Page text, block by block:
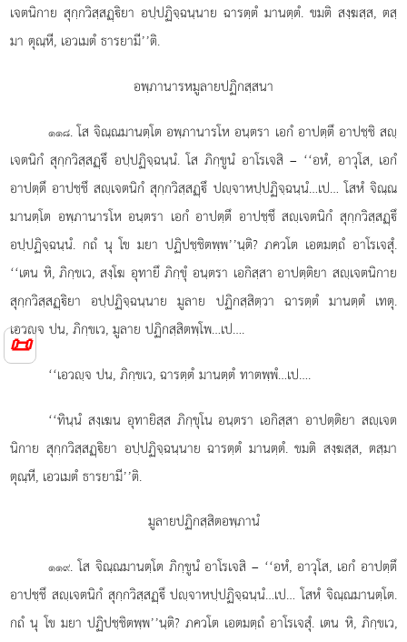
📜
เจตนิกาย สุกฺกวิสฺสฏฺิยา อปฺปฏิจฺฉนฺนาย ฉารตฺตํ มานตฺตํ. ขมติ สงฺฆสฺส, ตสฺ
มา ตุณฺหี, เอวเมตํ ธารยามี’’ติ.
อพฺภานารหมูลายปฏิกสฺสนา
๑๑๘. โสจิณฺณมานตฺโต อพฺภานารโห อนฺตรา เอกํ อาปตฺตึ อาปชฺชิ สฺ
เจตนิกํ สุกฺกวิสฺสฏฺึ อปฺปฏิจฺฉนฺนํ. โส ภิกฺขูนํ อาโรเจสิ – ‘‘อหํ, อาวุโส, เอกํ
อาปตฺตึ อาปชฺชึ สฺเจตนิกํ สุกฺกวิสฺสฏฺึ ปฺจาหปฺปฏิจฺฉนฺนํ…เป… โสหํ จิณฺณ
มานตฺโต อพฺภานารโห อนฺตรา เอกํ อาปตฺตึ อาปชฺชึ สฺเจตนิกํ สุกฺกวิสฺสฏฺึ
อปฺปฏิจฺฉนฺนํ. กถํ นุ โข มยา ปฏิปชฺชิตพฺพ’’นฺติ? ภควโต เอตมตฺถํ อาโรเจสุํ.
‘‘เตน หิ, ภิกฺขเว, สงฺโฆ อุทายึ ภิกฺขุํ อนฺตรา เอกิสฺสา อาปตฺติยา สฺเจตนิกาย
สุกฺกวิสฺสฏฺิยา อปฺปฏิจฺฉนฺนาย มูลาย ปฏิกสฺสิตฺวา ฉารตฺตํ มานตฺตํ เทตุ.
เอวฺจ ปน, ภิกฺขเว, มูลาย ปฏิกสฺสิตพฺโพ…เป….
‘‘เอวฺจปน, ภิกฺขเว, ฉารตฺตํ มานตฺตํ ทาตพฺพํ…เป….
‘‘ทินฺนํ สงฺเฆน อุทายิสฺส ภิกฺขุโน อนฺตรา เอกิสฺสา อาปตฺติยา สฺเจต
นิกาย สุกฺกวิสฺสฏฺิยา อปฺปฏิจฺฉนฺนาย ฉารตฺตํ มานตฺตํ. ขมติ สงฺฆสฺส, ตสฺมา
ตุณฺหี, เอวเมตํ ธารยามี’’ติ.
มูลายปฏิกสฺสิตอพฺภานํ
๑๑๙. โส จิณฺณมานตฺโต ภิกฺขูนํ อาโรเจสิ – ‘‘อหํ, อาวุโส, เอกํ อาปตฺตึ
อาปชฺชึ สฺเจตนิกํ สุกฺกวิสฺสฏฺึ ปฺจาหปฺปฏิจฺฉนฺนํ…เป… โสหํ จิณฺณมานตฺโต.
กถํ นุ โข มยา ปฏิปชฺชิตพฺพ’’นฺติ? ภควโต เอตมตฺถํ อาโรเจสุํ. เตน หิ, ภิกฺขเว,